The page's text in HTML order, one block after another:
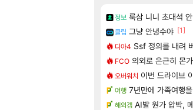
정보 룩삼 니니 초대석
클립 그냥 안녕수야 [1]
디아4 Ssf 정의를 내려
FCO 의외로 은근히 몬
오버워치 이번 드라이브
여행 7년만에 가족여행
해외겜 AI발 원가 압박,